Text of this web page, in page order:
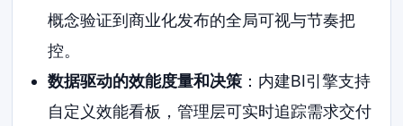
概念验证到商业化发布的全局可视与节奏把
控。
数据驱动的效能度量和决策：内建BI引擎支持
自定义效能看板，管理层可实时追踪需求交付